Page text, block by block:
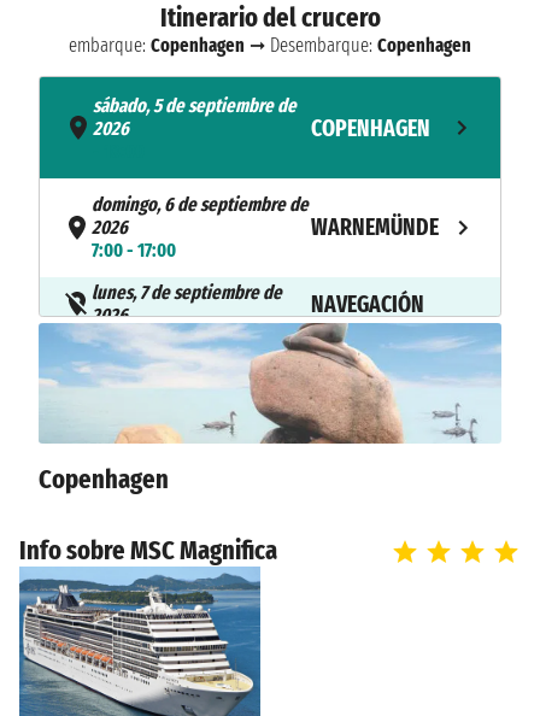
Itinerario del crucero
embarque: Copenhagen ➞ Desembarque: Copenhagen
sábado, 5 de septiembre de
2026
COPENHAGEN
domingo, 6 de septiembre de
2026
7:00 - 17:00
WARNEMÜNDE
lunes, 7 de septiembre de
2026
NAVEGACIÓN
martes, 8 de septiembre de
2026
BERGEN
de 2026
jueves, 10 de septiembre de
2026
12:00 - 20:00
viernes, 11 de septiembre de
2026
8:00 - 16:00
Copenhagen
Info sobre MSC Magnifica